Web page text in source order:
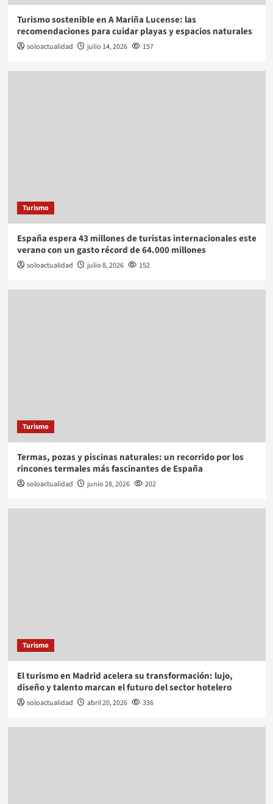
Turismo sostenible en A Mariña Lucense: las
recomendaciones para cuidar playas y espacios naturales
soloactualidad julio 14, 2026 157
Turismo
España espera 43 millones de turistas internacionales este
verano con un gasto récord de 64.000 millones
soloactualidad julio 8, 2026 152
Turismo
Termas, pozas y piscinas naturales: un recorrido por los
rincones termales más fascinantes de España
soloactualidad junio 28, 2026 202
Turismo
El turismo en Madrid acelera su transformación: lujo,
diseño y talento marcan el futuro del sector hotelero
soloactualidad abril 20, 2026 336